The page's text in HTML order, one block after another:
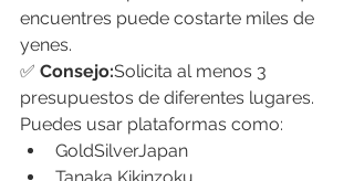
encuentres puede costarte miles de
yenes.
✅ Consejo:Solicita al menos 3
presupuestos de diferentes lugares.
Puedes usar plataformas como:
GoldSilverJapan
Tanaka Kikinzoku